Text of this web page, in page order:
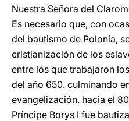
Nuestra Señora del
Es necesario que, con
del bautismo de Polonia,
cristianización de los
entre los que trabajaron
del año 650. culminando
evangelización. hacia el
Príncipe Borys I fue